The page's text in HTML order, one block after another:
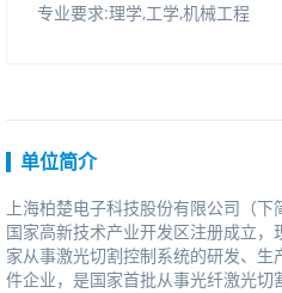
专业要求:理学,工学,机械工程
单位简介
上海柏楚电子科技股份有限公司（
国家高新技术产业开发区注册成立
家从事激光切割控制系统的研发、
件企业，是国家首批从事光纤激光切